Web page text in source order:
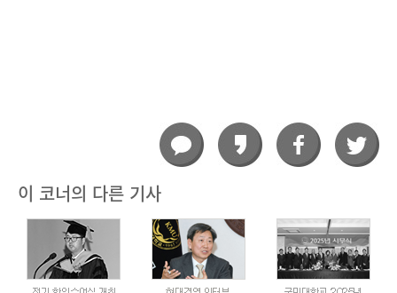
이 코너의 다른 기사